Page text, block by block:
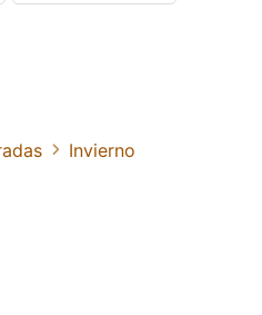
Invierno